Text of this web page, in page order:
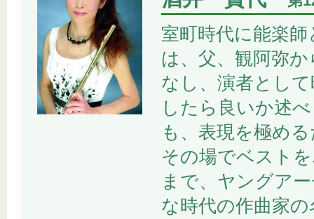
室町時代に能楽
は、父、観阿弥
なし、演者とし
したら良いか述
も、表現を極め
その場でベスト
まで、ヤングア
な時代の作曲家